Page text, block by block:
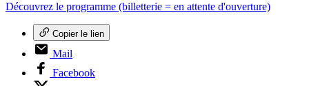
Découvrez le programme (billetterie = en attente d'ouverture)
Copier le lien
Mail
Facebook